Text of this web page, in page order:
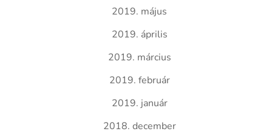
2019. május
2019. április
2019. március
2019. február
2019. január
2018. december